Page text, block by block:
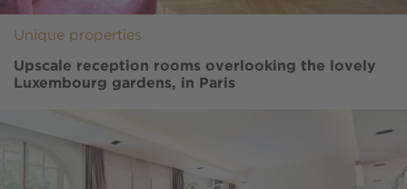
Unique properties
Upscale reception rooms overlooking the lovely
Luxembourg gardens, in Paris